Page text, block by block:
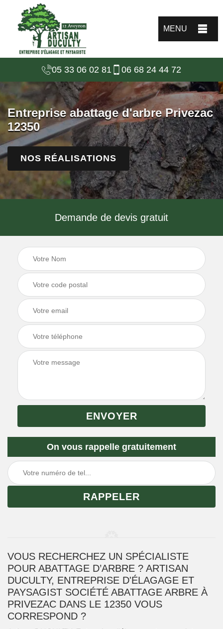
MENU
05 33 06 02 81 06 68 24 44 72
Entreprise abattage d'arbre Privezac
12350
NOS RÉALISATIONS
Demande de devis gratuit
On vous rappelle gratuitement
VOUS RECHERCHEZ UN SPÉCIALISTE
POUR ABATTAGE D’ARBRE ? ARTISAN
DUCULTY, ENTREPRISE D'ÉLAGAGE ET
PAYSAGIST SOCIÉTÉ ABATTAGE ARBRE À
PRIVEZAC DANS LE 12350 VOUS
CORRESPOND ?